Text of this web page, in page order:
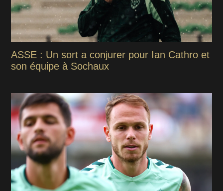
ASSE : Un sort a conjurer pour Ian Cathro et
son équipe à Sochaux